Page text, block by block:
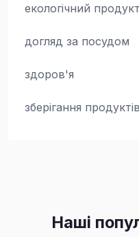
екологічний продукт
догляд за посудом
здоров'я
зберігання продуктів
Наші